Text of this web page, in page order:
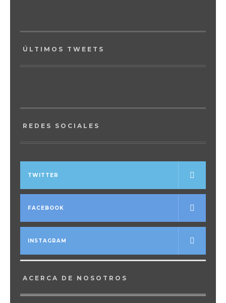
ÚLTIMOS TWEETS
REDES SOCIALES
TWITTER
FACEBOOK
INSTAGRAM
ACERCA DE NOSOTROS